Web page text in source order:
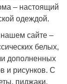
– настоящий
одеждой.
сайте –
белых,
дополненных
и рисунков. С
пиджаки,